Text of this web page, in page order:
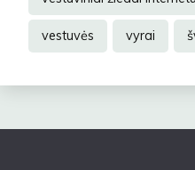
vestuvės vyrai